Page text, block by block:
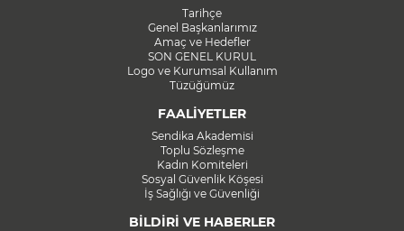
Tarihçe
Genel Başkanlarımız
Amaç ve Hedefler
SON GENEL KURUL
Logo ve Kurumsal Kullanım
Tüzüğümüz
FAALİYETLER
Sendika Akademisi
Toplu Sözleşme
Kadın Komiteleri
Sosyal Güvenlik Köşesi
İş Sağlığı ve Güvenliği
BİLDİRİ VE HABERLER